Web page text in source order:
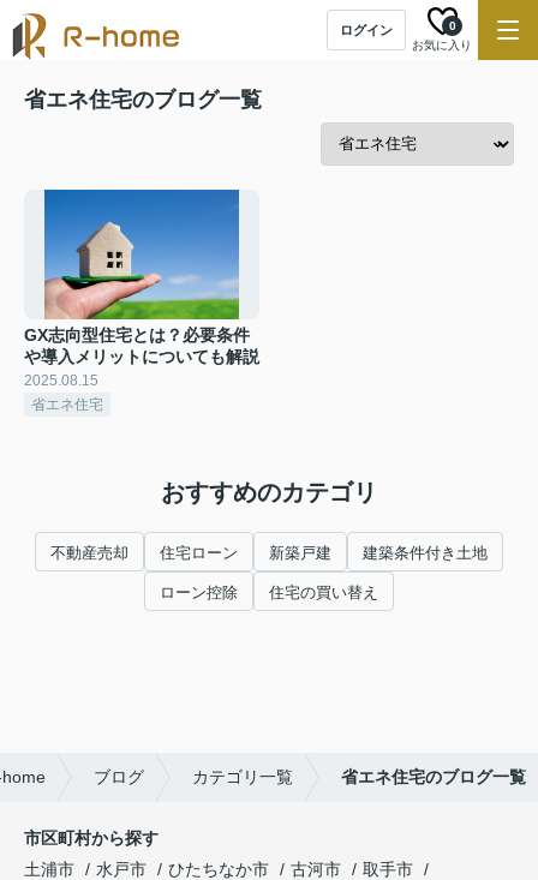
ログイン
お気に入り
0
省エネ住宅のブログ一覧
GX志向型住宅とは？必要条件
や導入メリットについても解説
2025.08.15
省エネ住宅
おすすめのカテゴリ
不動産売却 住宅ローン 新築戸建 建築条件付き土地
ローン控除 住宅の買い替え
ブログ カテゴリ一覧 省エネ住宅のブログ一覧
市区町村から探す
土浦市
水戸市 ひたちなか市 古河市
取手市